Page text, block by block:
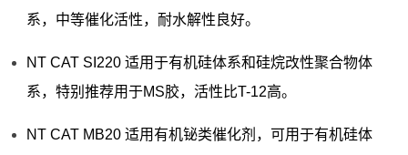
系，中等催化活性，耐水解性良好。
NT CAT SI220 适用于有机硅体系和硅烷改性聚合物体
系，特别推荐用于MS胶，活性比T-12高。
NT CAT MB20 适用有机铋类催化剂，可用于有机硅体